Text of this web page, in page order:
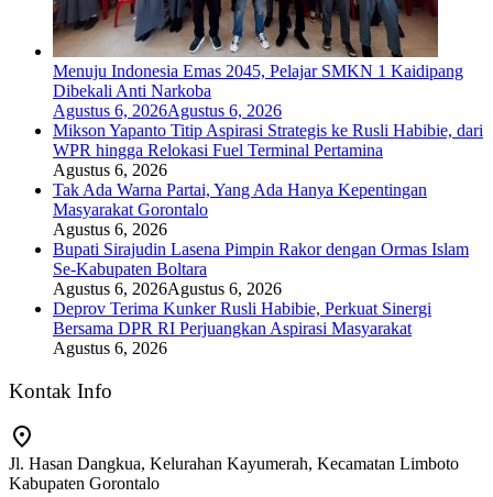
Menuju Indonesia Emas 2045, Pelajar SMKN 1 Kaidipang
Dibekali Anti Narkoba
Agustus 6, 2026Agustus 6, 2026
Mikson Yapanto Titip Aspirasi Strategis ke Rusli Habibie, dari
WPR hingga Relokasi Fuel Terminal Pertamina
Agustus 6, 2026
Tak Ada Warna Partai, Yang Ada Hanya Kepentingan
Masyarakat Gorontalo
Agustus 6, 2026
Bupati Sirajudin Lasena Pimpin Rakor dengan Ormas Islam
Se-Kabupaten Boltara
Agustus 6, 2026Agustus 6, 2026
Deprov Terima Kunker Rusli Habibie, Perkuat Sinergi
Bersama DPR RI Perjuangkan Aspirasi Masyarakat
Agustus 6, 2026
Kontak Info
Jl. Hasan Dangkua, Kelurahan Kayumerah, Kecamatan Limboto
Kabupaten Gorontalo